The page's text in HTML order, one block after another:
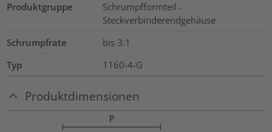
Produktgruppe
Schrumpfformteil -
Steckverbinderendgehäuse
Schrumpfrate
bis 3:1
Typ
1160-4-G
Produktdimensionen